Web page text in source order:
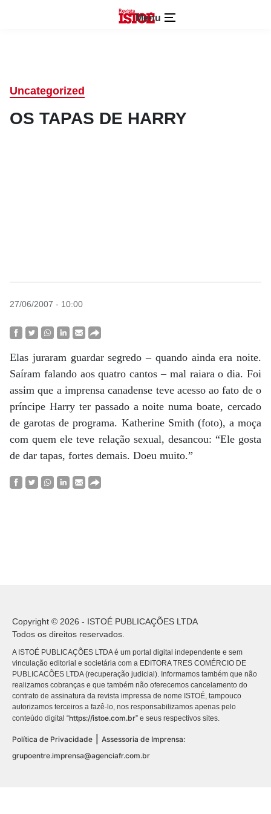
Menu
Uncategorized
OS TAPAS DE HARRY
27/06/2007 - 10:00
Elas juraram guardar segredo – quando ainda era noite.
Saíram falando aos quatro cantos – mal raiara o dia. Foi
assim que a imprensa canadense teve acesso ao fato de o
príncipe Harry ter passado a noite numa boate, cercado
de garotas de programa. Katherine Smith (foto), a moça
com quem ele teve relação sexual, desancou: “Ele gosta
de dar tapas, fortes demais. Doeu muito.”
Copyright © 2026 - ISTOÉ PUBLICAÇÕES LTDA
Todos os direitos reservados.
A ISTOÉ PUBLICAÇÕES LTDA é um portal digital independente e sem
vinculação editorial e societária com a EDITORA TRES COMÉRCIO DE
PUBLICACÕES LTDA (recuperação judicial). Informamos também que não
realizamos cobranças e que também não oferecemos cancelamento do
contrato de assinatura da revista impressa de nome ISTOÉ, tampouco
autorizamos terceiros a fazê-lo, nos responsabilizamos apenas pelo
conteúdo digital “https://istoe.com.br” e seus respectivos sites.
Política de Privacidade
Assessoria de Imprensa:
grupoentre.imprensa@agenciafr.com.br